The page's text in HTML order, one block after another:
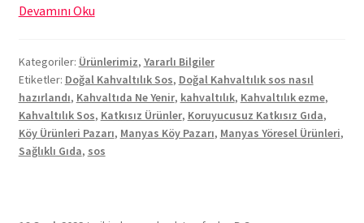
Devamını OkuDoğal
Nasıl
Hazırlandı?
Kategoriler: Ürünlerimiz, Yararlı Bilgiler
Etiketler: Doğal Kahvaltılık Sos, Doğal Kahvaltılık sos nasıl
hazırlandı, Kahvaltıda Ne Yenir, kahvaltılık, Kahvaltılık ezme,
Kahvaltılık Sos, Katkısız Ürünler, Koruyucusuz Katkısız Gıda,
Köy Ürünleri Pazarı, Manyas Köy Pazarı, Manyas Yöresel Ürünleri,
Sağlıklı Gıda, sos